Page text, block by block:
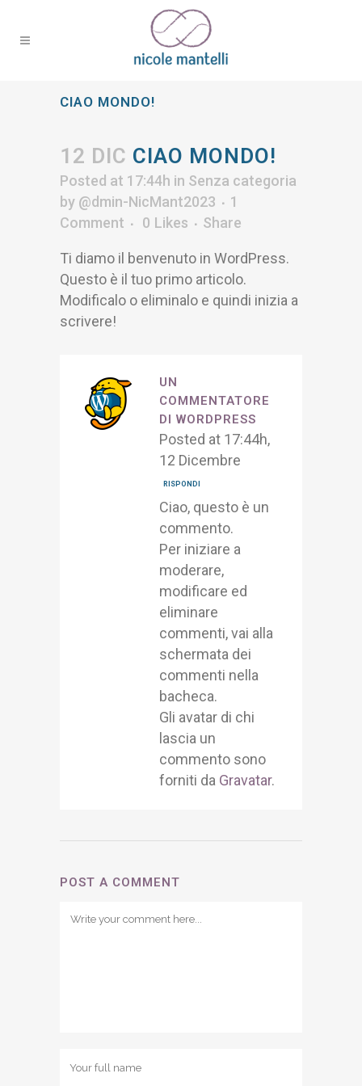
CIAO MONDO!
12 DIC CIAO MONDO!
Posted at 17:44h in Senza categoria
by @dmin-NicMant2023
1
Comment
0 Likes Share
Ti diamo il benvenuto in WordPress.
Questo è il tuo primo articolo.
Modificalo o eliminalo e quindi inizia a
scrivere!
UN
COMMENTATORE
DI WORDPRESS
Posted at 17:44h,
12 Dicembre
RISPONDI
Ciao, questo è un
commento.
Per iniziare a
moderare,
modificare ed
eliminare
commenti, vai alla
schermata dei
commenti nella
bacheca.
Gli avatar di chi
lascia un
commento sono
forniti da Gravatar.
POST A COMMENT